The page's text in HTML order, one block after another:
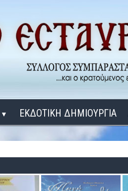
▼ ΕΚΔΟΤΙΚΗ ΔΗΜΙΟΥΡΓΙΑ